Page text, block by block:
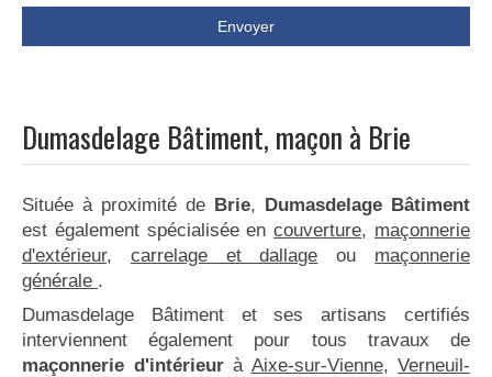
Envoyer
Dumasdelage Bâtiment, maçon à Brie
Située à proximité de Brie, Dumasdelage Bâtiment
est également spécialisée encouverture, maçonnerie
d'extérieur, carrelage et dallage ou maçonnerie
générale .
Dumasdelage Bâtiment et ses artisans certifiés
interviennent également pour tous travaux de
maçonnerie d'intérieurà Aixe-sur-Vienne, Verneuil-